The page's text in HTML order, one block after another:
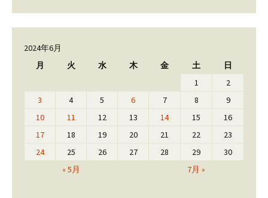
2024年6月
月
火 水 木 金 土 日
« 5月 7月 »
1
2
3
4 5 6 7 8
9
10
11 12 13 14 15
16
17
18 19 20 21 22
23
24
25 26 27 28 29 30